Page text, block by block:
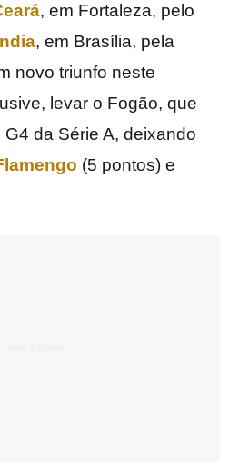
, em Fortaleza, pelo
, em Brasília, pela
novo triunfo neste
levar o Fogão, que
da Série A, deixando
(5 pontos) e